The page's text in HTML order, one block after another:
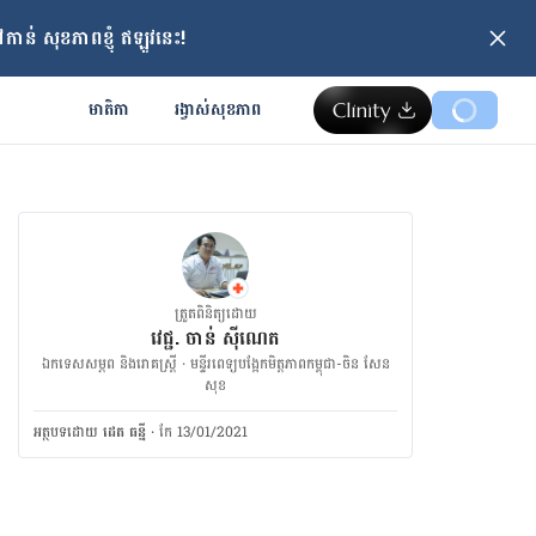
ន់ សុខភាពខ្ញុំ ឥឡូវនេះ!
មាតិកា រង្វាស់​សុខភាព
ត្រួតពិនិត្យដោយ
វេជ្ជ. ចាន់ ស៊ីណេត
ឯកទេសសម្ភព និងរោគស្ត្រី · ម​ន្ទីរពេទ្យបង្អែកមិត្តភាពកម្ពុជា-ចិន សែន
សុខ
អត្ថបទ​ដោយ ដេត ធន្នី ·កែ 13/01/2021